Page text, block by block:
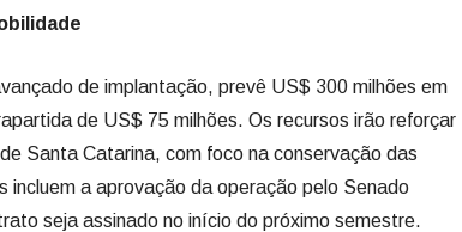
de implantação, prevê US$ 300 milhões em
de US$ 75 milhões. Os recursos irão reforçar
Santa Catarina, com foco na conservação das
incluem a aprovação da operação pelo Senado
seja assinado no início do próximo semestre.